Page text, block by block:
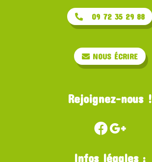
09 72 35 29 88
NOUS ÉCRIRE
Rejoignez-nous !
Infos légales :